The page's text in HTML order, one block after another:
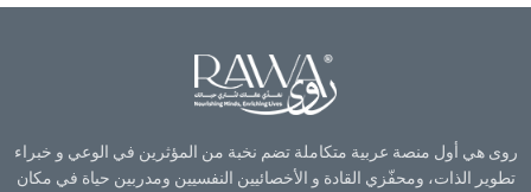
روى هي أول منصة عربية متكاملة تضم نخبة من المؤثرين في الوعي و خبراء
تطوير الذات، ومحفّزي القادة و الأخصائيين النفسيين ومدربين حياة في مكان